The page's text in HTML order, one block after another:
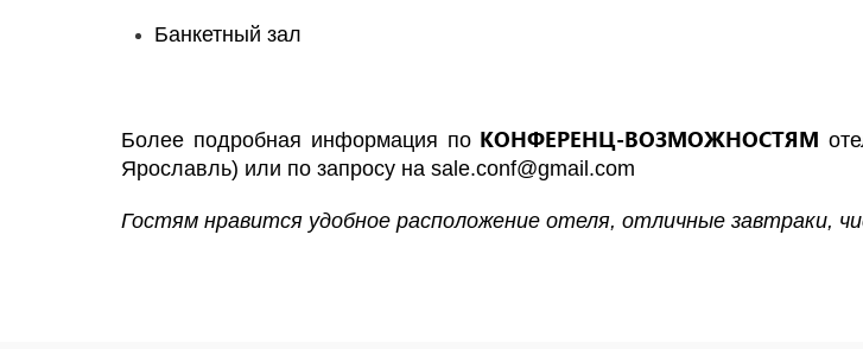
Банкетный зал
Более подробная информация по КОНФЕРЕНЦ-ВОЗМОЖНОСТЯМ
Ярославль) или по запросу на sale.conf@gmail.com
Гостям нравится удобное расположение отеля, отличные завтраки,